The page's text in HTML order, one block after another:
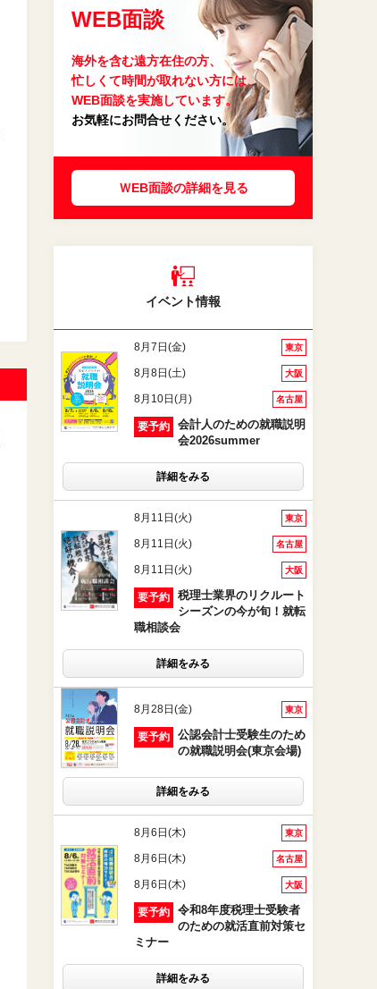
WEB面談
海外を含む遠方在住の方、
忙しくて時間が取れない方には、
WEB面談を実施しています。
お気軽にお問合せください。
ＷEB面談の詳細を見る
イベント情報
8月7日(金) 東京
8月8日(土) 大阪
8月10日(月) 名古屋
要予約
会計人のための就職説明
会2026summer
詳細をみる
8月11日(火) 東京
8月11日(火) 名古屋
8月11日(火) 大阪
要予約
税理士業界のリクルート
シーズンの今が旬！就転
職相談会
詳細をみる
8月28日(金) 東京
要予約
公認会計士受験生のため
の就職説明会(東京会場)
詳細をみる
8月6日(木) 東京
8月6日(木) 名古屋
8月6日(木) 大阪
要予約
令和8年度税理士受験者
のための就活直前対策セ
ミナー
詳細をみる